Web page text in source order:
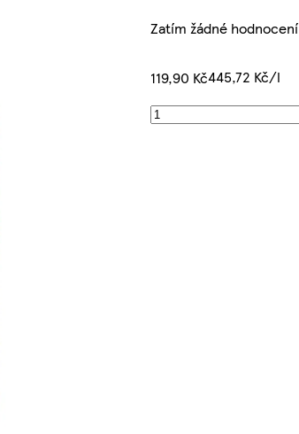
Zatím žádné hodnocení
119,90 Kč445,72 Kč/l